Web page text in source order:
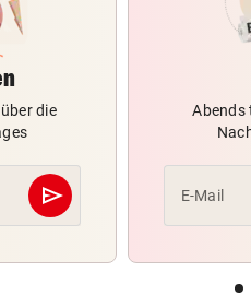
die
send
Abschicken
Abends
E-Mail